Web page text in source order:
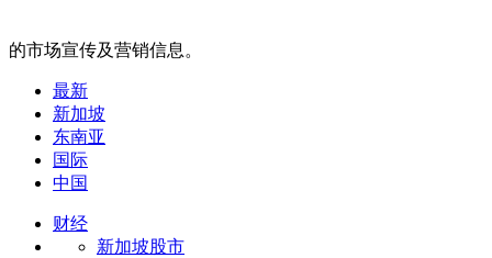
的市场宣传及营销信息。
最新
新加坡
东南亚
国际
中国
财经
新加坡股市